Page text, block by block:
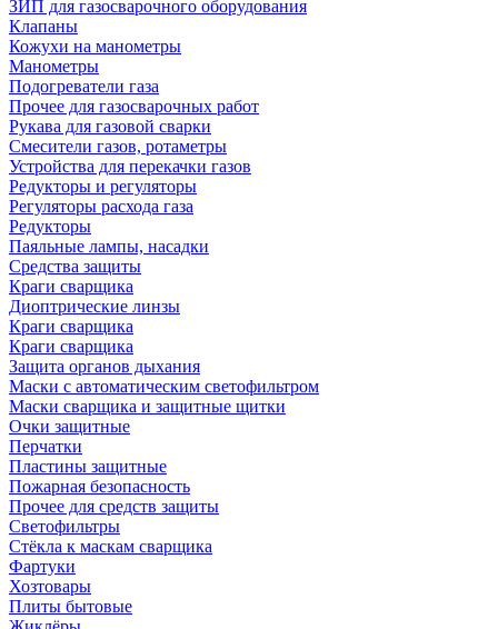
ЗИП для газосварочного оборудования
Клапаны
Кожухи на манометры
Манометры
Подогреватели газа
Прочее для газосварочных работ
Рукава для газовой сварки
Смесители газов, ротаметры
Устройства для перекачки газов
Редукторы и регуляторы
Регуляторы расхода газа
Редукторы
Паяльные лампы, насадки
Средства защиты
Краги сварщика
Диоптрические линзы
Краги сварщика
Краги сварщика
Защита органов дыхания
Маски с автоматическим светофильтром
Маски сварщика и защитные щитки
Очки защитные
Перчатки
Пластины защитные
Пожарная безопасность
Прочее для средств защиты
Светофильтры
Стёкла к маскам сварщика
Фартуки
Хозтовары
Плиты бытовые